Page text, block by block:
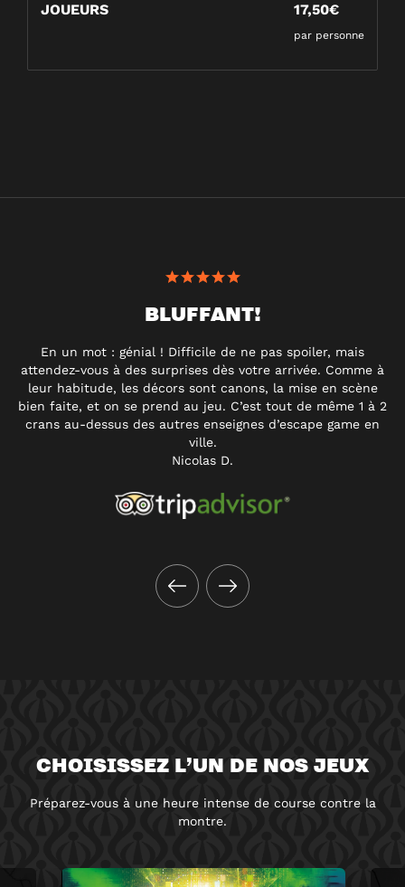
JOUEURS 17,50€
par personne
BLUFFANT!
En un mot : génial ! Difficile de ne pas spoiler, mais
attendez-vous à des surprises dès votre arrivée. Comme à
leur habitude, les décors sont canons, la mise en scène
bien faite, et on se prend au jeu. C’est tout de même 1 à 2
crans au-dessus des autres enseignes d’escape game en
ville.
Nicolas D.
CHOISISSEZ L’UN DE NOS JEUX
Préparez-vous à une heure intense de course contre la
montre.